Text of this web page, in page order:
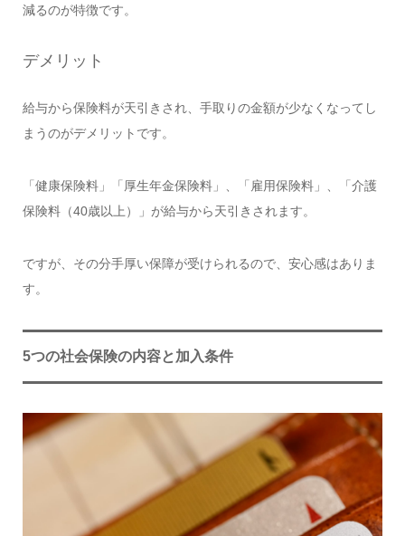
減るのが特徴です。
デメリット
給与から保険料が天引きされ、手取りの金額が少なくなってし
まうのがデメリットです。
「健康保険料」「厚生年金保険料」、「雇用保険料」、「介護
保険料（40歳以上）」が給与から天引きされます。
ですが、その分手厚い保障が受けられるので、安心感はありま
す。
5つの社会保険の内容と加入条件